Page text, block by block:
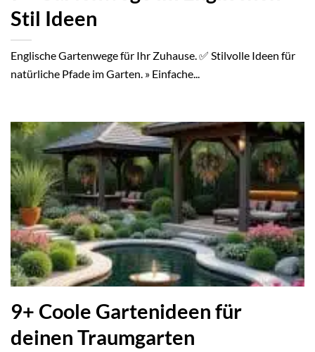
Stil Ideen
Englische Gartenwege für Ihr Zuhause. ✅ Stilvolle Ideen für
natürliche Pfade im Garten. » Einfache...
9+ Coole Gartenideen für
deinen Traumgarten